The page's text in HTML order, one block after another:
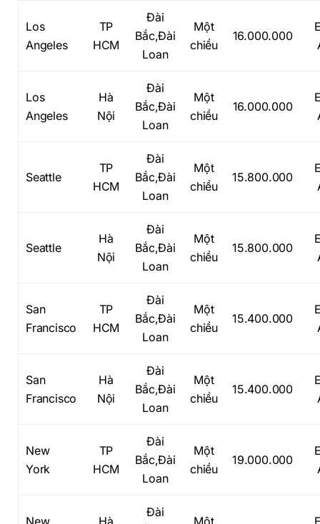
Los
Angeles
TP
HCM
Đài
Bắc,Đài
Loan
Một
chiều
16.000.000
Los
Angeles
Hà
Nội
Đài
Bắc,Đài
Loan
Một
chiều
16.000.000
Seattle
TP
HCM
Đài
Bắc,Đài
Loan
Một
chiều
15.800.000
Seattle
Hà
Nội
Đài
Bắc,Đài
Loan
Một
chiều
15.800.000
San
Francisco
TP
HCM
Đài
Bắc,Đài
Loan
Một
chiều
15.400.000
San
Francisco
Hà
Nội
Đài
Bắc,Đài
Loan
Một
chiều
15.400.000
New
York
TP
HCM
Đài
Bắc,Đài
Loan
Một
chiều
19.000.000
Đài